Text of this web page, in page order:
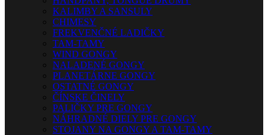
KALIMBY A SANSULY
CHIMESY
FREKVENČNÉ LADIČKY
TAM-TAMY
WIND GONGY
NALADENÉ GONGY
PLANETÁRNE GONGY
OSTATNÉ GONGY
ČÍNSKE ČINELY
PALIČKY PRE GONGY
NÁHRADNÉ DIELY PRE GONGY
STOJANY NA GONGY A TAM-TAMY